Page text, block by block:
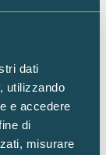
dati
utilizzando
e accedere
di
misurare